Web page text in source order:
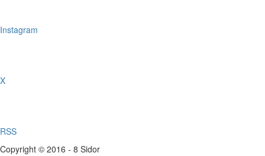
Instagram
X
RSS
Copyright © 2016 - 8 Sidor